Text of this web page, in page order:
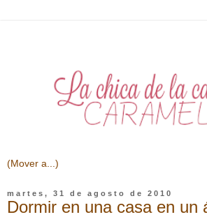
martes, 31 de agosto de 2010
Dormir en una casa en un